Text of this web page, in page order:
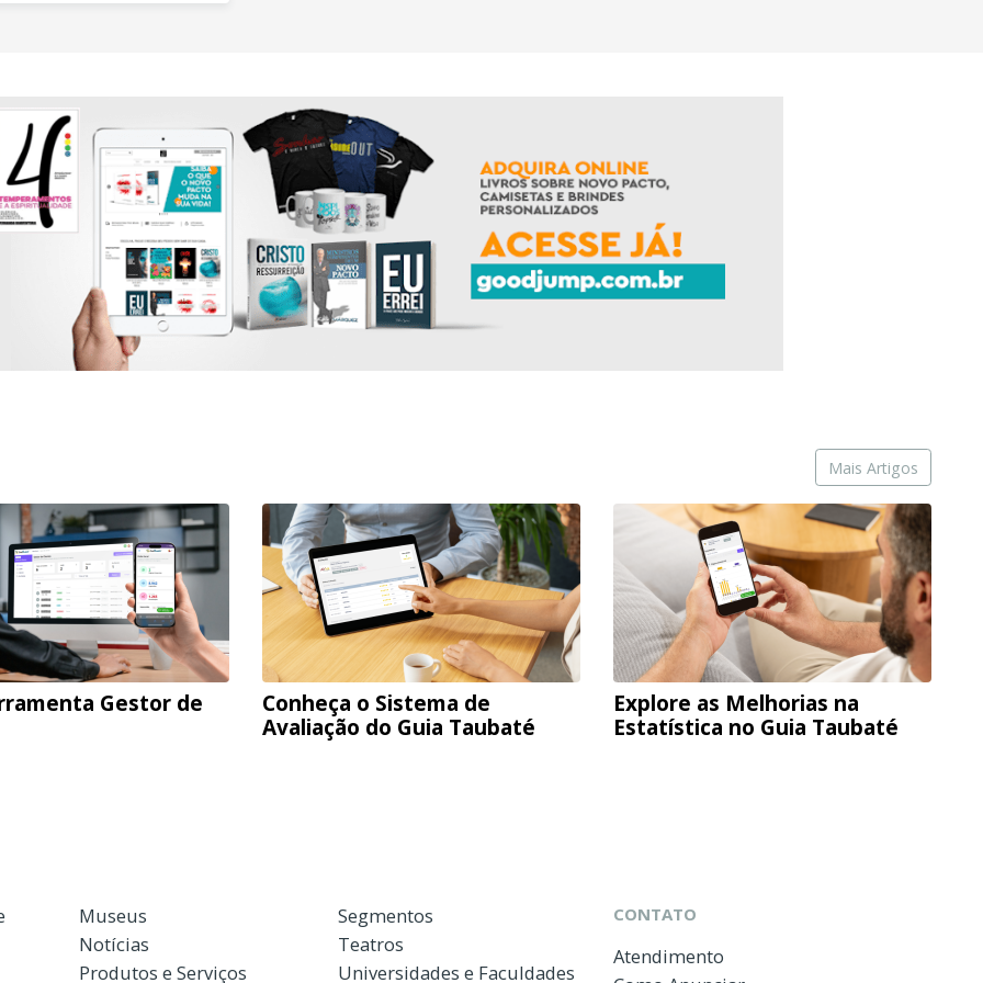
Mais Artigos
Gestor de
Conheça o Sistema de
Avaliação do Guia Taubaté
Explore as Melhorias na
Estatística no Guia Taubaté
Museus
Notícias
Produtos e Serviços
Segmentos
Teatros
Universidades e Faculdades
CONTATO
Atendimento